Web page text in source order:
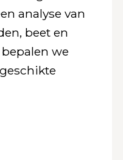
analyse van
beet en
we